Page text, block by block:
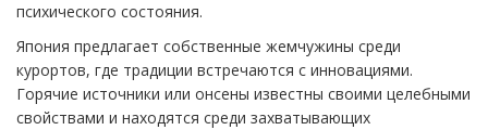
психического состояния.
Япония предлагает собственные жемчужины среди
курортов, где традиции встречаются с инновациями.
Горячие источники или онсены известны своими целебными
свойствами и находятся среди захватывающих